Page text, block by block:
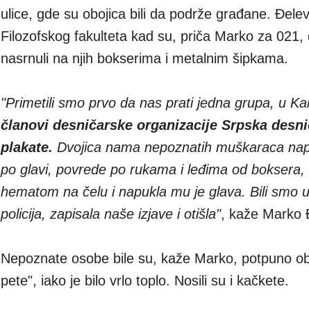
ulice, gde su obojica bili da podrže građane.
Filozofskog fakulteta kad su, priča Marko za
nasrnuli na njih bokserima i metalnim šipkama.
"Primetili smo prvo da nas prati jedna grupa, u
članovi desničarske organizacije Srpska
plakate. Dvojica nama nepoznatih muškaraca
po glavi, povrede po rukama i leđima od
hematom na čelu i napukla mu je glava. Bili smo
policija, zapisala naše izjave i otišla", kaže Marko
Nepoznate osobe bile su, kaže Marko, potpuno
pete", iako je bilo vrlo toplo. Nosili su i kačkete.